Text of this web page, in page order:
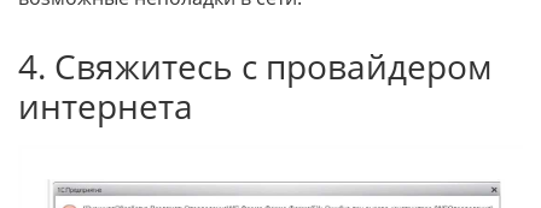
4. Свяжитесь с провайдером
интернета